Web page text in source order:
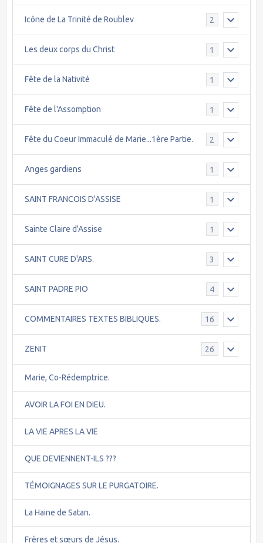
Icône de La Trinité de Roublev 2
Les deux corps du Christ 1
Fête de la Nativité 1
Fête de l'Assomption 1
Fête du Coeur Immaculé de Marie...1ère Partie. 2
Anges gardiens 1
SAINT FRANCOIS D'ASSISE 1
Sainte Claire d'Assise 1
SAINT CURE D'ARS. 3
SAINT PADRE PIO 4
COMMENTAIRES TEXTES BIBLIQUES. 16
ZENIT 26
Marie, Co-Rédemptrice.
AVOIR LA FOI EN DIEU.
LA VIE APRES LA VIE
QUE DEVIENNENT-ILS ???
TÉMOIGNAGES SUR LE PURGATOIRE.
La Haine de Satan.
Frères et sœurs de Jésus.